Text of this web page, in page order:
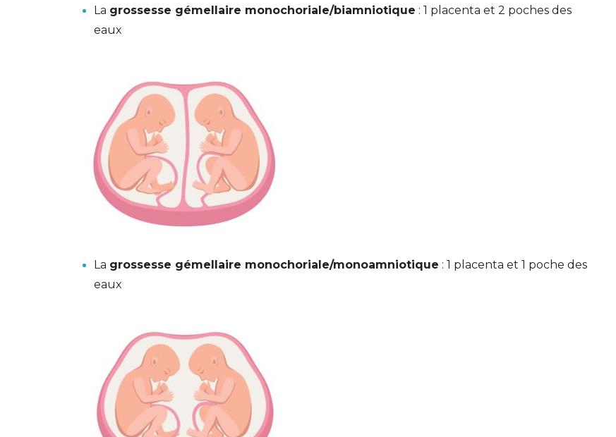
La grossesse gémellaire monochoriale/biamniotique : 1 placenta et 2 poches des
eaux
La grossesse gémellaire monochoriale/monoamniotique : 1 placenta et 1 poche des
eaux